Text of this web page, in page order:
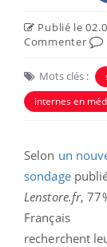
Publié le
Commenter
Mots clés :
internes en
Selon un
sondage
Lenstore.fr,
Français
recherchent